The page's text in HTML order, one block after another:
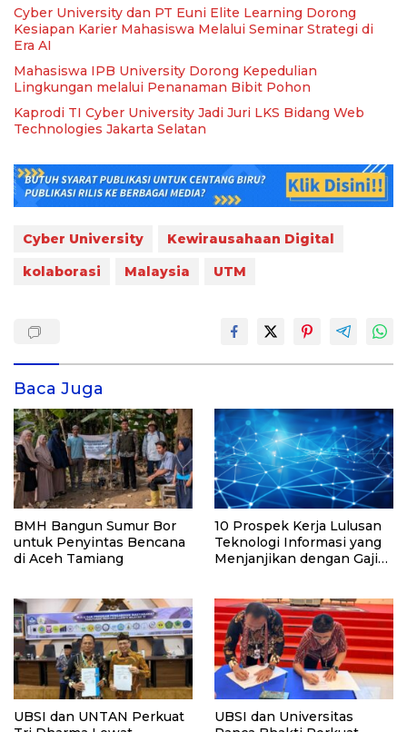
Cyber University dan PT Euni Elite Learning Dorong
Kesiapan Karier Mahasiswa Melalui Seminar Strategi di
Era AI
Mahasiswa IPB University Dorong Kepedulian
Lingkungan melalui Penanaman Bibit Pohon
Kaprodi TI Cyber University Jadi Juri LKS Bidang Web
Technologies Jakarta Selatan
Cyber University
Kewirausahaan Digital
kolaborasi
Malaysia UTM
Baca Juga
BMH Bangun Sumur Bor
untuk Penyintas Bencana
di Aceh Tamiang
10 Prospek Kerja Lulusan
Teknologi Informasi yang
Menjanjikan dengan Gaji
UBSI dan UNTAN Perkuat
UBSI dan Universitas